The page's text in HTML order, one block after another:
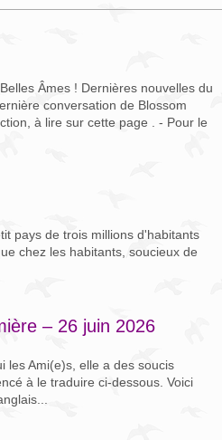
Âmes ! Dernières nouvelles du
conversation de Blossom
à lire sur cette page . - Pour le
pays de trois millions d'habitants
chez les habitants, soucieux de
– 26 juin 2026
les Ami(e)s, elle a des soucis
à le traduire ci-dessous. Voici